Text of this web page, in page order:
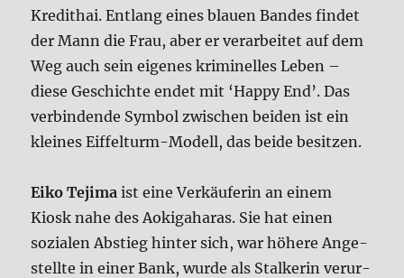
Kre­dit­hai. Ent­lang eines blau­en Ban­des fin­det
der Mann die Frau, aber er ver­ar­bei­tet auf dem
Weg auch sein eige­nes kri­mi­nel­les Leben –
die­se Geschich­te endet mit ‘Hap­py End’. Das
ver­bin­den­de Sym­bol zwi­schen bei­den ist ein
klei­nes Eif­fel­turm-Modell, das bei­de besit­zen.
Eiko Teji­ma ist eine Ver­käu­fe­rin an einem
Kiosk nahe des Aoki­ga­ha­ras. Sie hat einen
sozia­len Abstieg hin­ter sich, war höhe­re Ange­
stell­te in einer Bank, wur­de als Stal­ke­rin ver­ur­